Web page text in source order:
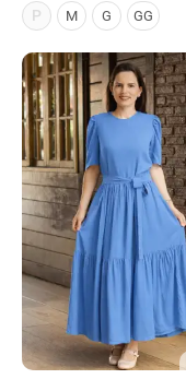
P
M G GG